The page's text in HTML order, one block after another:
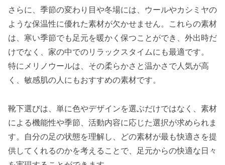
さらに、季節の変わり目や冬場には、ウールやカシミヤの
ような保温性に優れた素材が欠かせません。これらの素材
は、寒い季節でも足元を暖かく保つことができ、外出時だ
けでなく、家の中でのリラックスタイムにも最適です。
特にメリノウールは、その柔らかさと温かさで人気が高
く、敏感肌の人にもおすすめの素材です。
靴下選びは、単に色やデザインを選ぶだけではなく、素材
による機能性や季節、活動内容に応じた選択が求められま
す。自分の足の状態を理解し、どの素材が最も快適さを提
供してくれるのかを考えることで、足元からの快適な日々